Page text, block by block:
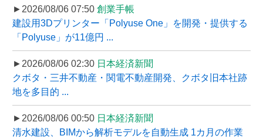
►2026/08/06 07:50 創業手帳
建設用3Dプリンター「Polyuse One」を開発・提供する
「Polyuse」が11億円 ...
►2026/08/06 02:30 日本経済新聞
クボタ・三井不動産・関電不動産開発、クボタ旧本社跡
地を多目的 ...
►2026/08/06 00:50 日本経済新聞
清水建設、BIMから解析モデルを自動生成 1カ月の作業